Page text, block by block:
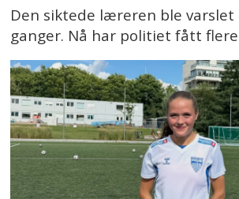
Den siktede læreren ble
ganger. Nå har politiet fått